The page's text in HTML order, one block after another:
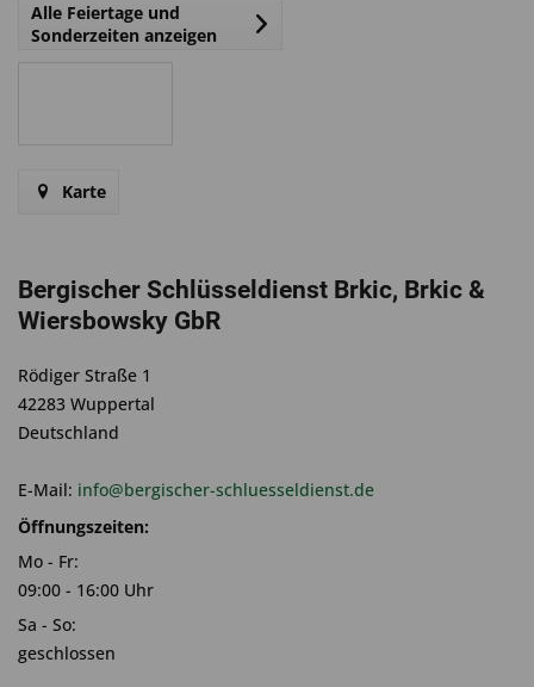
Alle Feiertage und
Sonderzeiten anzeigen
Karte
Bergischer Schlüsseldienst Brkic, Brkic &
Wiersbowsky GbR
Rödiger Straße 1
42283 Wuppertal
Deutschland
E-Mail: info@bergischer-schluesseldienst.de
Öffnungszeiten:
Mo - Fr:
09:00 - 16:00 Uhr
Sa - So:
geschlossen